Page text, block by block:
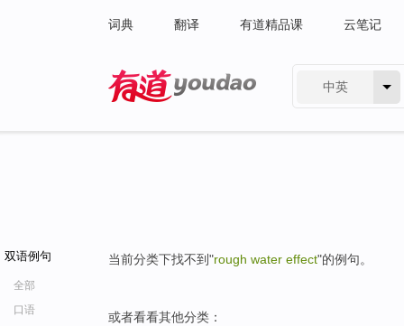
词典 翻译 有道精品课 云笔记
中英
双语例句
全部
口语
当前分类下找不到"rough water effect"的例句。
或者看看其他分类：